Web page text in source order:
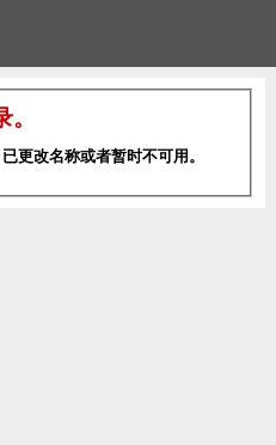
更改名称或者暂时不可用。